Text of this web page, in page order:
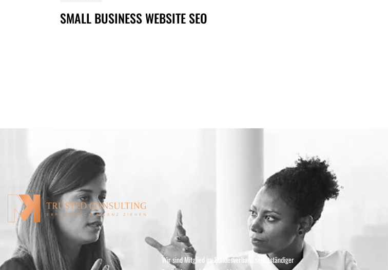
SMALL BUSINESS WEBSITE SEO
Wir sind Mitglied im Bundesverband selbstständiger